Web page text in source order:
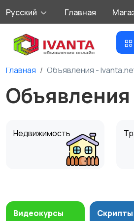
Русский Главная
Главная Объявления -
Недвижимость
Видеокурсы
Скрипты